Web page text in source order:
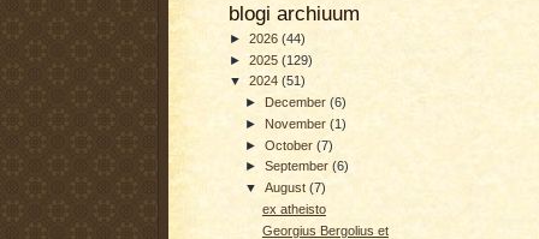
blogi archiuum
► 2026 (44)
► 2025 (129)
▼ 2024 (51)
►December(6)
►November(1)
►October(7)
►September(6)
▼August(7)
ex atheisto
Georgius Bergolius et